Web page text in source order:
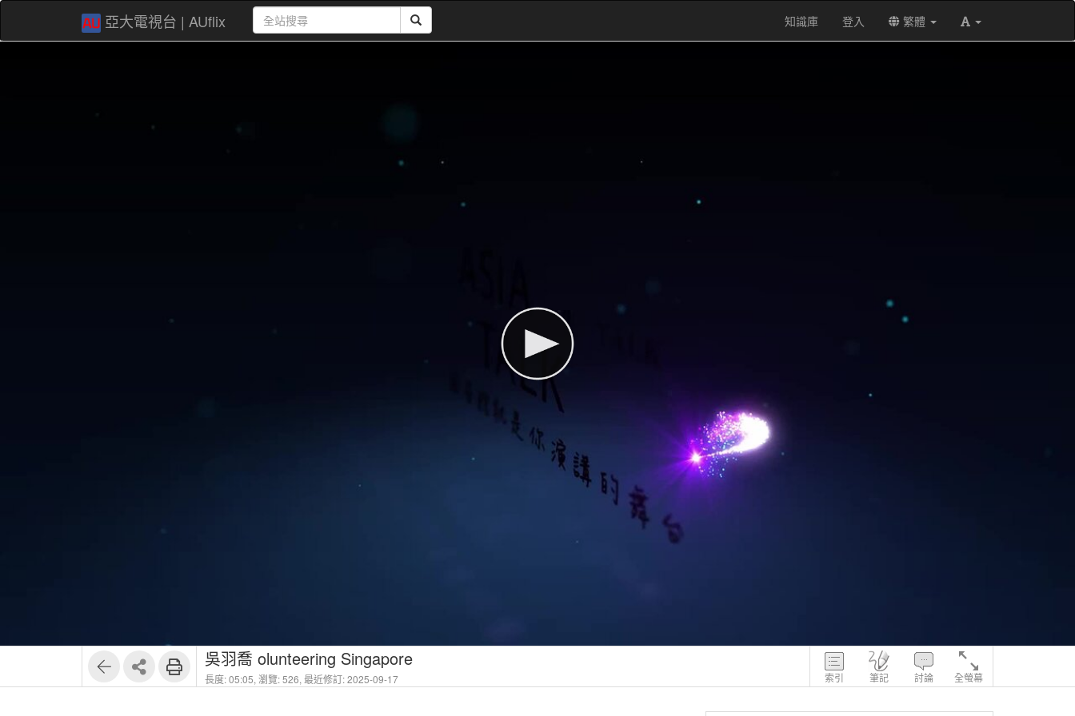
亞大電視台 | AUflix 知識庫 登入 繁體
索引 筆記 討論 全螢幕
吳羽喬 olunteering Singapore
長度: 05:05, 瀏覽: 526, 最近修訂: 2025-09-17